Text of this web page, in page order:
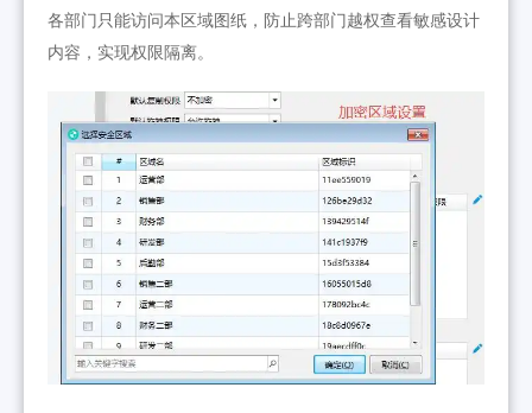
各部门只能访问本区域图纸，防止跨部门越权查看敏感设计
内容，实现权限隔离。